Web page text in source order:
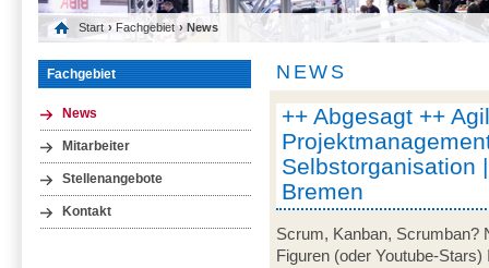
Start › Fachgebiet › News
Fachgebiet
News
Mitarbeiter
Stellenangebote
Kontakt
NEWS
++ Abgesagt ++
Selbstorganisation
Bremen
Scrum, Kanban, Scrumban?
Figuren (oder Youtube-